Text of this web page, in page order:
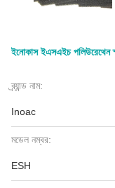
ইনোকাস ইএসএইচ পলিউরেথেন
ব্র্যান্ড নাম:
Inoac
মডেল নম্বর:
ESH